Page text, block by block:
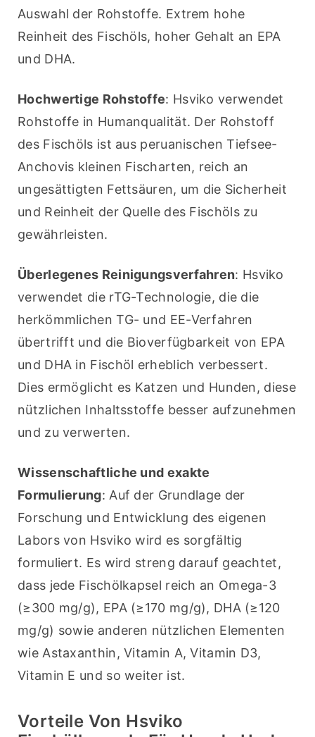
Auswahl der Rohstoffe. Extrem hohe
Reinheit des Fischöls, hoher Gehalt an EPA
und DHA.
Hochwertige Rohstoffe: Hsviko verwendet
Rohstoffe in Humanqualität. Der Rohstoff
des Fischöls ist aus peruanischen Tiefsee-
Anchovis kleinen Fischarten, reich an
ungesättigten Fettsäuren, um die Sicherheit
und Reinheit der Quelle des Fischöls zu
gewährleisten.
Überlegenes Reinigungsverfahren: Hsviko
verwendet die rTG-Technologie, die die
herkömmlichen TG- und EE-Verfahren
übertrifft und die Bioverfügbarkeit von EPA
und DHA in Fischöl erheblich verbessert.
Dies ermöglicht es Katzen und Hunden, diese
nützlichen Inhaltsstoffe besser aufzunehmen
und zu verwerten.
Wissenschaftliche und exakte
Formulierung: Auf der Grundlage der
Forschung und Entwicklung des eigenen
Labors von Hsviko wird es sorgfältig
formuliert. Es wird streng darauf geachtet,
dass jede Fischölkapsel reich an Omega-3
(≥300 mg/g), EPA (≥170 mg/g), DHA (≥120
mg/g) sowie anderen nützlichen Elementen
wie Astaxanthin, Vitamin A, Vitamin D3,
Vitamin E und so weiter ist.
Vorteile Von Hsviko